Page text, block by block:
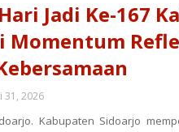
Jadi Ke-167
Momentum
31, 2026
Kabupaten Sidoarjo